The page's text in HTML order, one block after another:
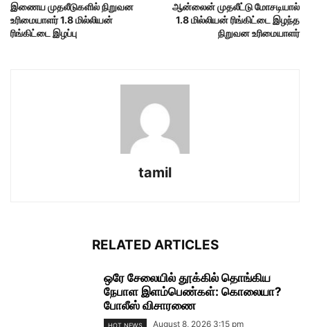
இணைய முதலீடுகளில் நிறுவன
உரிமையாளர் 1.8 மில்லியன்
ரிங்கிட்டை இழப்பு
ஆன்லைன் முதலீட்டு மோசடியால்
1.8 மில்லியன் ரிங்கிட்டை இழந்த
நிறுவன உரிமையாளர்
tamil
RELATED ARTICLES
ஒரே சேலையில் தூக்கில் தொங்கிய
நேபாள இளம்பெண்கள்: கொலையா?
போலீஸ் விசாரணை
HOT NEWS August 8, 2026 3:15 pm